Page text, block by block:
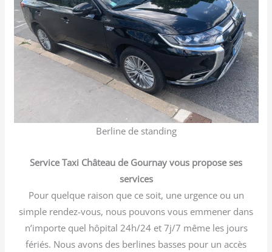
Berline de standing
Service Taxi Château de Gournay vous propose ses
services
Pour quelque raison que ce soit, une urgence ou un
simple rendez-vous, nous pouvons vous emmener dans
n’importe quel hôpital 24h/24 et 7j/7 même les jours
fériés. Nous avons des berlines basses pour un accès